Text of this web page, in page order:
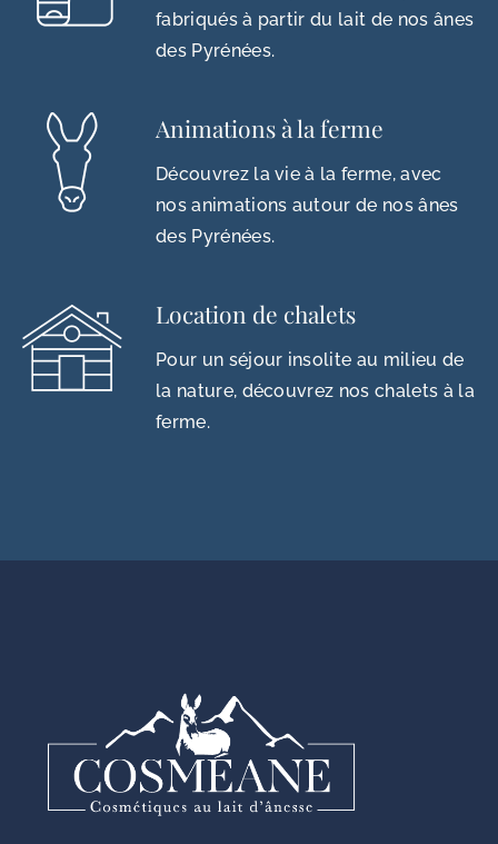
fabriqués à partir du lait de nos ânes
des Pyrénées.
Animations à la ferme
Découvrez la vie à la ferme, avec
nos animations autour de nos ânes
des Pyrénées.
Location de chalets
Pour un séjour insolite au milieu de
la nature, découvrez nos chalets à la
ferme.